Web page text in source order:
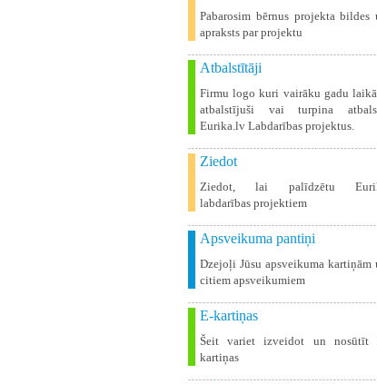
Pabarosim bērnus projekta bildes
apraksts par projektu
Atbalstītāji
Firmu logo kuri vairāku gadu
atbalstījuši vai turpina
Eurika.lv Labdarības projektus.
Ziedot
Ziedot, lai palīdzētu
labdarības projektiem
Apsveikuma pantiņi
Dzejoļi Jūsu apsveikuma kartiņām
citiem apsveikumiem
E-kartiņas
Šeit variet izveidot un nosūtīt
kartiņas